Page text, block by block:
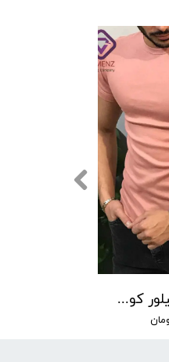
تیشرت تام تیلور کوتاه کد 20